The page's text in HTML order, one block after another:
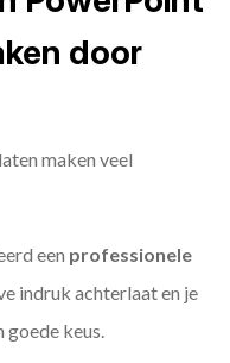
door
maken veel
een professionele
indruk achterlaat en je
goede keus.